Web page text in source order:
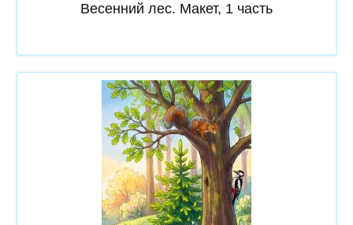
Весенний лес. Макет, 1 часть